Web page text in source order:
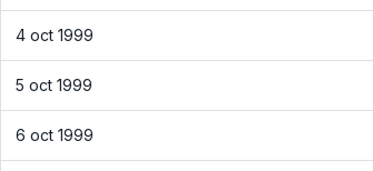
4 oct 1999
5 oct 1999
6 oct 1999